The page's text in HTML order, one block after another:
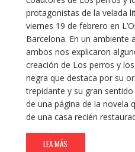
protagonistas de la velada
viernes 19 de febrero en
Barcelona. En un ambiente
ambos nos explicaron
creación de Los perros y
negra que destaca por su
trepidante y su gran
de una página de la novela
de una casa recién
LEA MÁS